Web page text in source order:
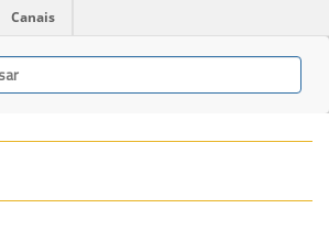
Canais